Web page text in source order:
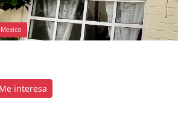
Me interesa